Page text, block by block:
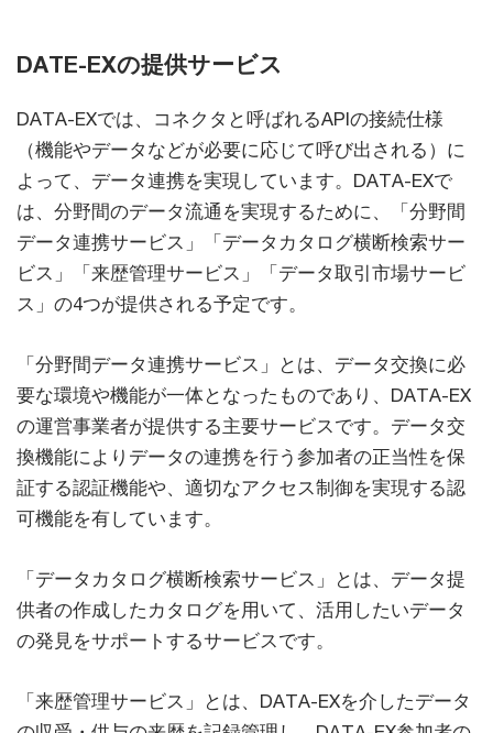
DATE-EXの提供サービス
DATA-EXでは、コネクタと呼ばれるAPIの接続仕様
（機能やデータなどが必要に応じて呼び出される）に
よって、データ連携を実現しています。DATA-EXで
は、分野間のデータ流通を実現するために、「分野間
データ連携サービス」「データカタログ横断検索サー
ビス」「来歴管理サービス」「データ取引市場サービ
ス」の4つが提供される予定です。
「分野間データ連携サービス」とは、データ交換に必
要な環境や機能が一体となったものであり、DATA-EX
の運営事業者が提供する主要サービスです。データ交
換機能によりデータの連携を行う参加者の正当性を保
証する認証機能や、適切なアクセス制御を実現する認
可機能を有しています。
「データカタログ横断検索サービス」とは、データ提
供者の作成したカタログを用いて、活用したいデータ
の発見をサポートするサービスです。
「来歴管理サービス」とは、DATA-EXを介したデータ